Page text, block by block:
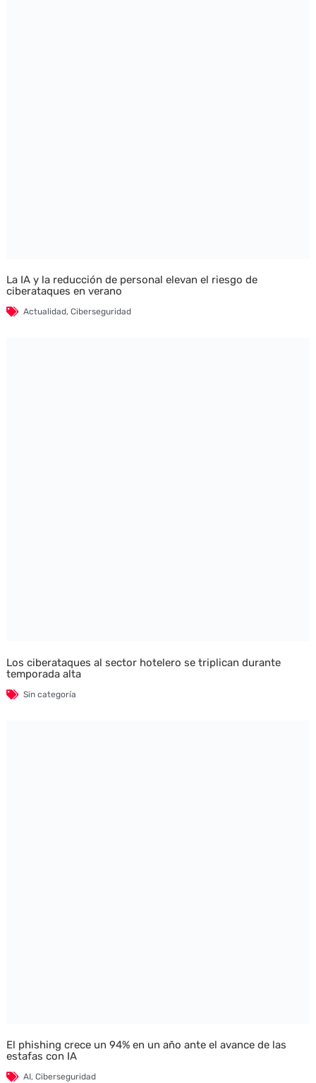
La IA y la reducción de personal elevan el riesgo de
ciberataques en verano
Actualidad, Ciberseguridad
Los ciberataques al sector hotelero se triplican durante
temporada alta
Sin categoría
El phishing crece un 94% en un año ante el avance de las
estafas con IA
AI, Ciberseguridad